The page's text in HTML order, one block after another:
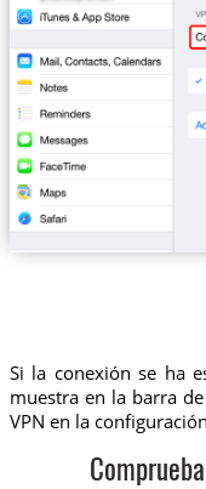
Si la conexión se ha
muestra en la barra
VPN en la